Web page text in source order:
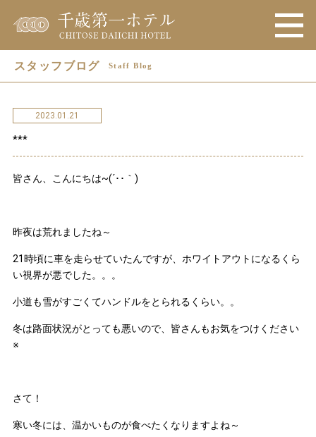
スタッフブログ Staff Blog
2023.01.21
***
皆さん、こんにちは~(´･･｀)
昨夜は荒れましたね～
21時頃に車を走らせていたんですが、ホワイトアウトになるくら
い視界が悪でした。。。
小道も雪がすごくてハンドルをとられるくらい。。
冬は路面状況がとっても悪いので、皆さんもお気をつけください
※
さて！
寒い冬には、温かいものが食べたくなりますよね～